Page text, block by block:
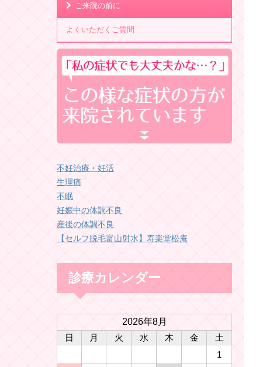
ご来院の前に
よくいただくご質問
不妊治療・妊活
生理痛
不眠
妊娠中の体調不良
産後の体調不良
【セルフ脱毛富山射水】寿楽堂松庵
診療カレンダー
2026年8月
日
月 火 水 木 金
土
1